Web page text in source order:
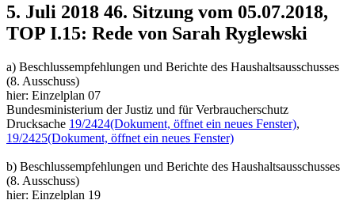
5. Juli 2018 46. Sitzung vom 05.07.2018,
TOP I.15: Rede von Sarah Ryglewski
a) Beschlussempfehlungen und Berichte des Haushaltsausschusses
(8. Ausschuss)
hier: Einzelplan 07
Bundesministerium der Justiz und für Verbraucherschutz
Drucksache 19/2424(Dokument, öffnet ein neues Fenster),
19/2425(Dokument, öffnet ein neues Fenster)
b) Beschlussempfehlungen und Berichte des Haushaltsausschusses
(8. Ausschuss)
hier: Einzelplan 19